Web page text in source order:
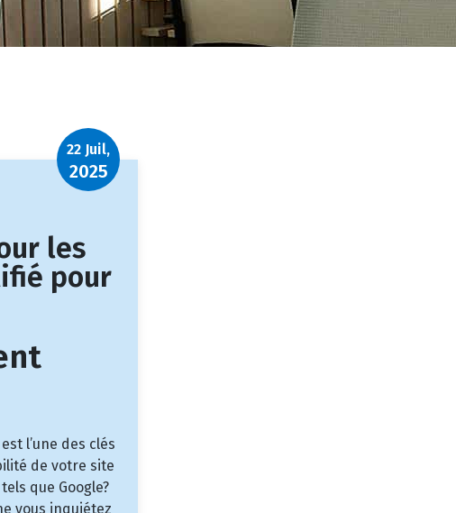
22 Juil,
2025
les
pour
l’une des clés
de votre site
que Google?
vous inquiétez